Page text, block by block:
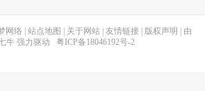
网络 站点地图 关于网站 友情链接 版权声明
| 由
牛强力驱动 粤ICP备18046192号-2